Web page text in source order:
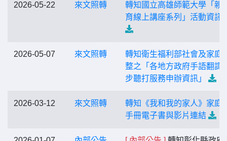
2026-05-22 來文照轉
轉知國立高雄師範大學「親
育線上講座系列」活動資訊
2026-05-07 來文照轉
轉知衛生福利部社會及家庭
整之「各地方政府手語翻譯
步聽打服務申辦資訊」
2026-03-12 來文照轉
轉知《我和我的家人》家庭
手冊電子書與影片連結